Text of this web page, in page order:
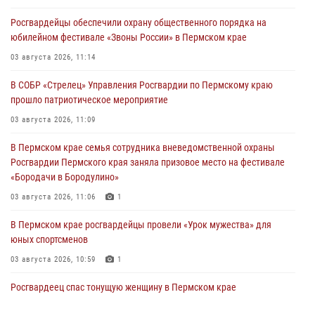
Росгвардейцы обеспечили охрану общественного порядка на
юбилейном фестивале «Звоны России» в Пермском крае
03 августа 2026, 11:14
В СОБР «Стрелец» Управления Росгвардии по Пермскому краю
прошло патриотическое мероприятие
03 августа 2026, 11:09
В Пермском крае семья сотрудника вневедомственной охраны
Росгвардии Пермского края заняла призовое место на фестивале
«Бородачи в Бородулино»
03 августа 2026, 11:06 1
В Пермском крае росгвардейцы провели «Урок мужества» для
юных спортсменов
03 августа 2026, 10:59 1
Росгвардеец спас тонущую женщину в Пермском крае